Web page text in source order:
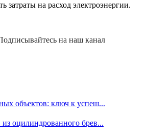
затраты на расход электроэнергии.
на наш канал
объектов: ключ к успеш...
из оцилиндрованного брев...